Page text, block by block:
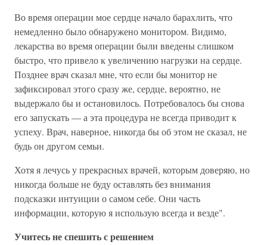
Во время операции мое сердце начало барахлить, что
немедленно было обнаружено монитором. Видимо,
лекарства во время операции были введены слишком
быстро, что привело к увеличению нагрузки на сердце.
Позднее врач сказал мне, что если бы монитор не
зафиксировал этого сразу же, сердце, вероятно, не
выдержало бы и остановилось. Потребовалось бы снова
его запускать — а эта процедура не всегда приводит к
успеху. Врач, наверное, никогда бы об этом не сказал, не
будь он другом семьи.
Хотя я лечусь у прекрасных врачей, которым доверяю, но
никогда больше не буду оставлять без внимания
подсказки интуиции о самом себе. Они часть
информации, которую я использую всегда и везде".
Учитесь не спешить с решением